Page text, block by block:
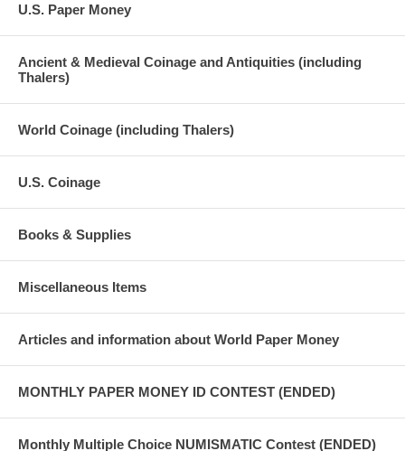
U.S. Paper Money
Ancient & Medieval Coinage and Antiquities (including
Thalers)
World Coinage (including Thalers)
U.S. Coinage
Books & Supplies
Miscellaneous Items
Articles and information about World Paper Money
MONTHLY PAPER MONEY ID CONTEST (ENDED)
Monthly Multiple Choice NUMISMATIC Contest (ENDED)